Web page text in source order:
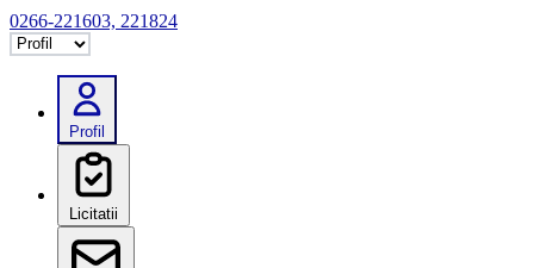
0266-221603, 221824
Selectează tab
Profil
Licitatii